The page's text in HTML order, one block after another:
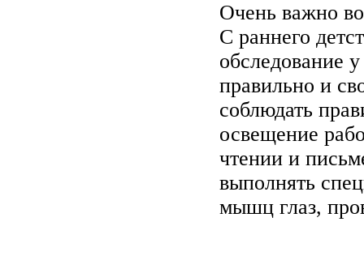
Очень важно
С раннего
обследование
правильно и
соблюдать
освещение
чтении и
выполнять
мышц глаз,